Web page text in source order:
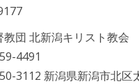
教団 北新潟キリスト教会
4491
3112 新潟県新潟市北区